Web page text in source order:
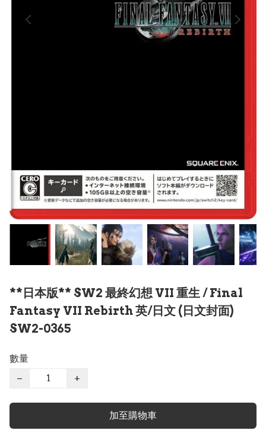
**日本版** SW2 最終幻想 VII 重生 / Final
Fantasy VII Rebirth 英/日文 (日文封面)
SW2-0365
數量
−
+
加至購物車